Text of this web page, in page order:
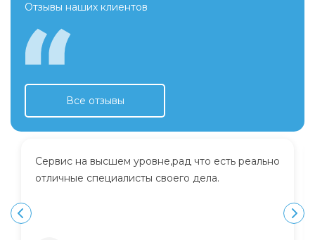
Отзывы наших клиентов
Все отзывы
Сервис на высшем уровне,рад что есть реально
отличные специалисты своего дела.